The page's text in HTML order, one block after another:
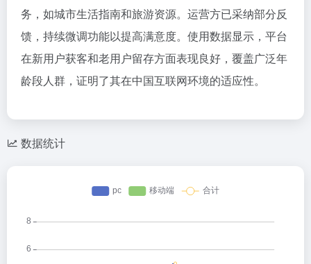
务，如城市生活指南和旅游资源。运营方已采纳部分反
馈，持续微调功能以提高满意度。使用数据显示，平台
在新用户获客和老用户留存方面表现良好，覆盖广泛年
龄段人群，证明了其在中国互联网环境的适应性。
数据统计